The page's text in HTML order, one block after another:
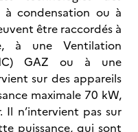
condensation ou à
être raccordés à
à une Ventilation
GAZ ou à une
sur des appareils
maximale 70 kW,
Il n’intervient pas sur
puissance, qui sont